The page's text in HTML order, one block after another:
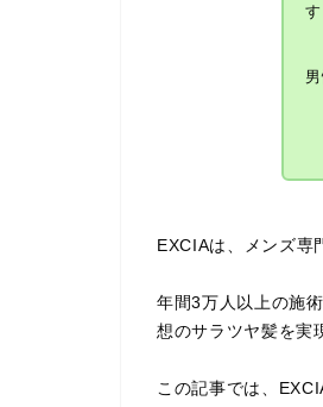
す
EXCIAは、メンズ専
年間3万人以上の施
想のサラツヤ髪を実
この記事では、